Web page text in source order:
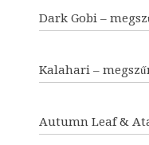
Dark Gobi –
Kalahari –
Autumn Leaf &